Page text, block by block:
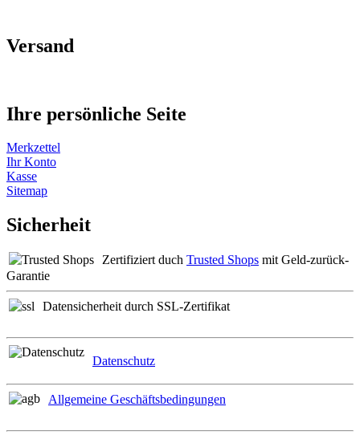
Versand
Ihre persönliche Seite
Merkzettel
Ihr Konto
Kasse
Sitemap
Sicherheit
Zertifiziert duch Trusted Shops mit Geld-zurück-
Garantie
Datensicherheit durch SSL-Zertifikat
Datenschutz
Allgemeine Geschäftsbedingungen